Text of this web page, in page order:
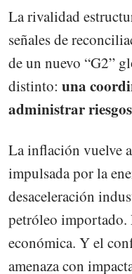
La rivalidad
señales de
de un nuevo “G2”
distinto: una
administrar
La inflación vuelve
impulsada por la
desaceleración
petróleo importado.
económica. Y el
amenaza con